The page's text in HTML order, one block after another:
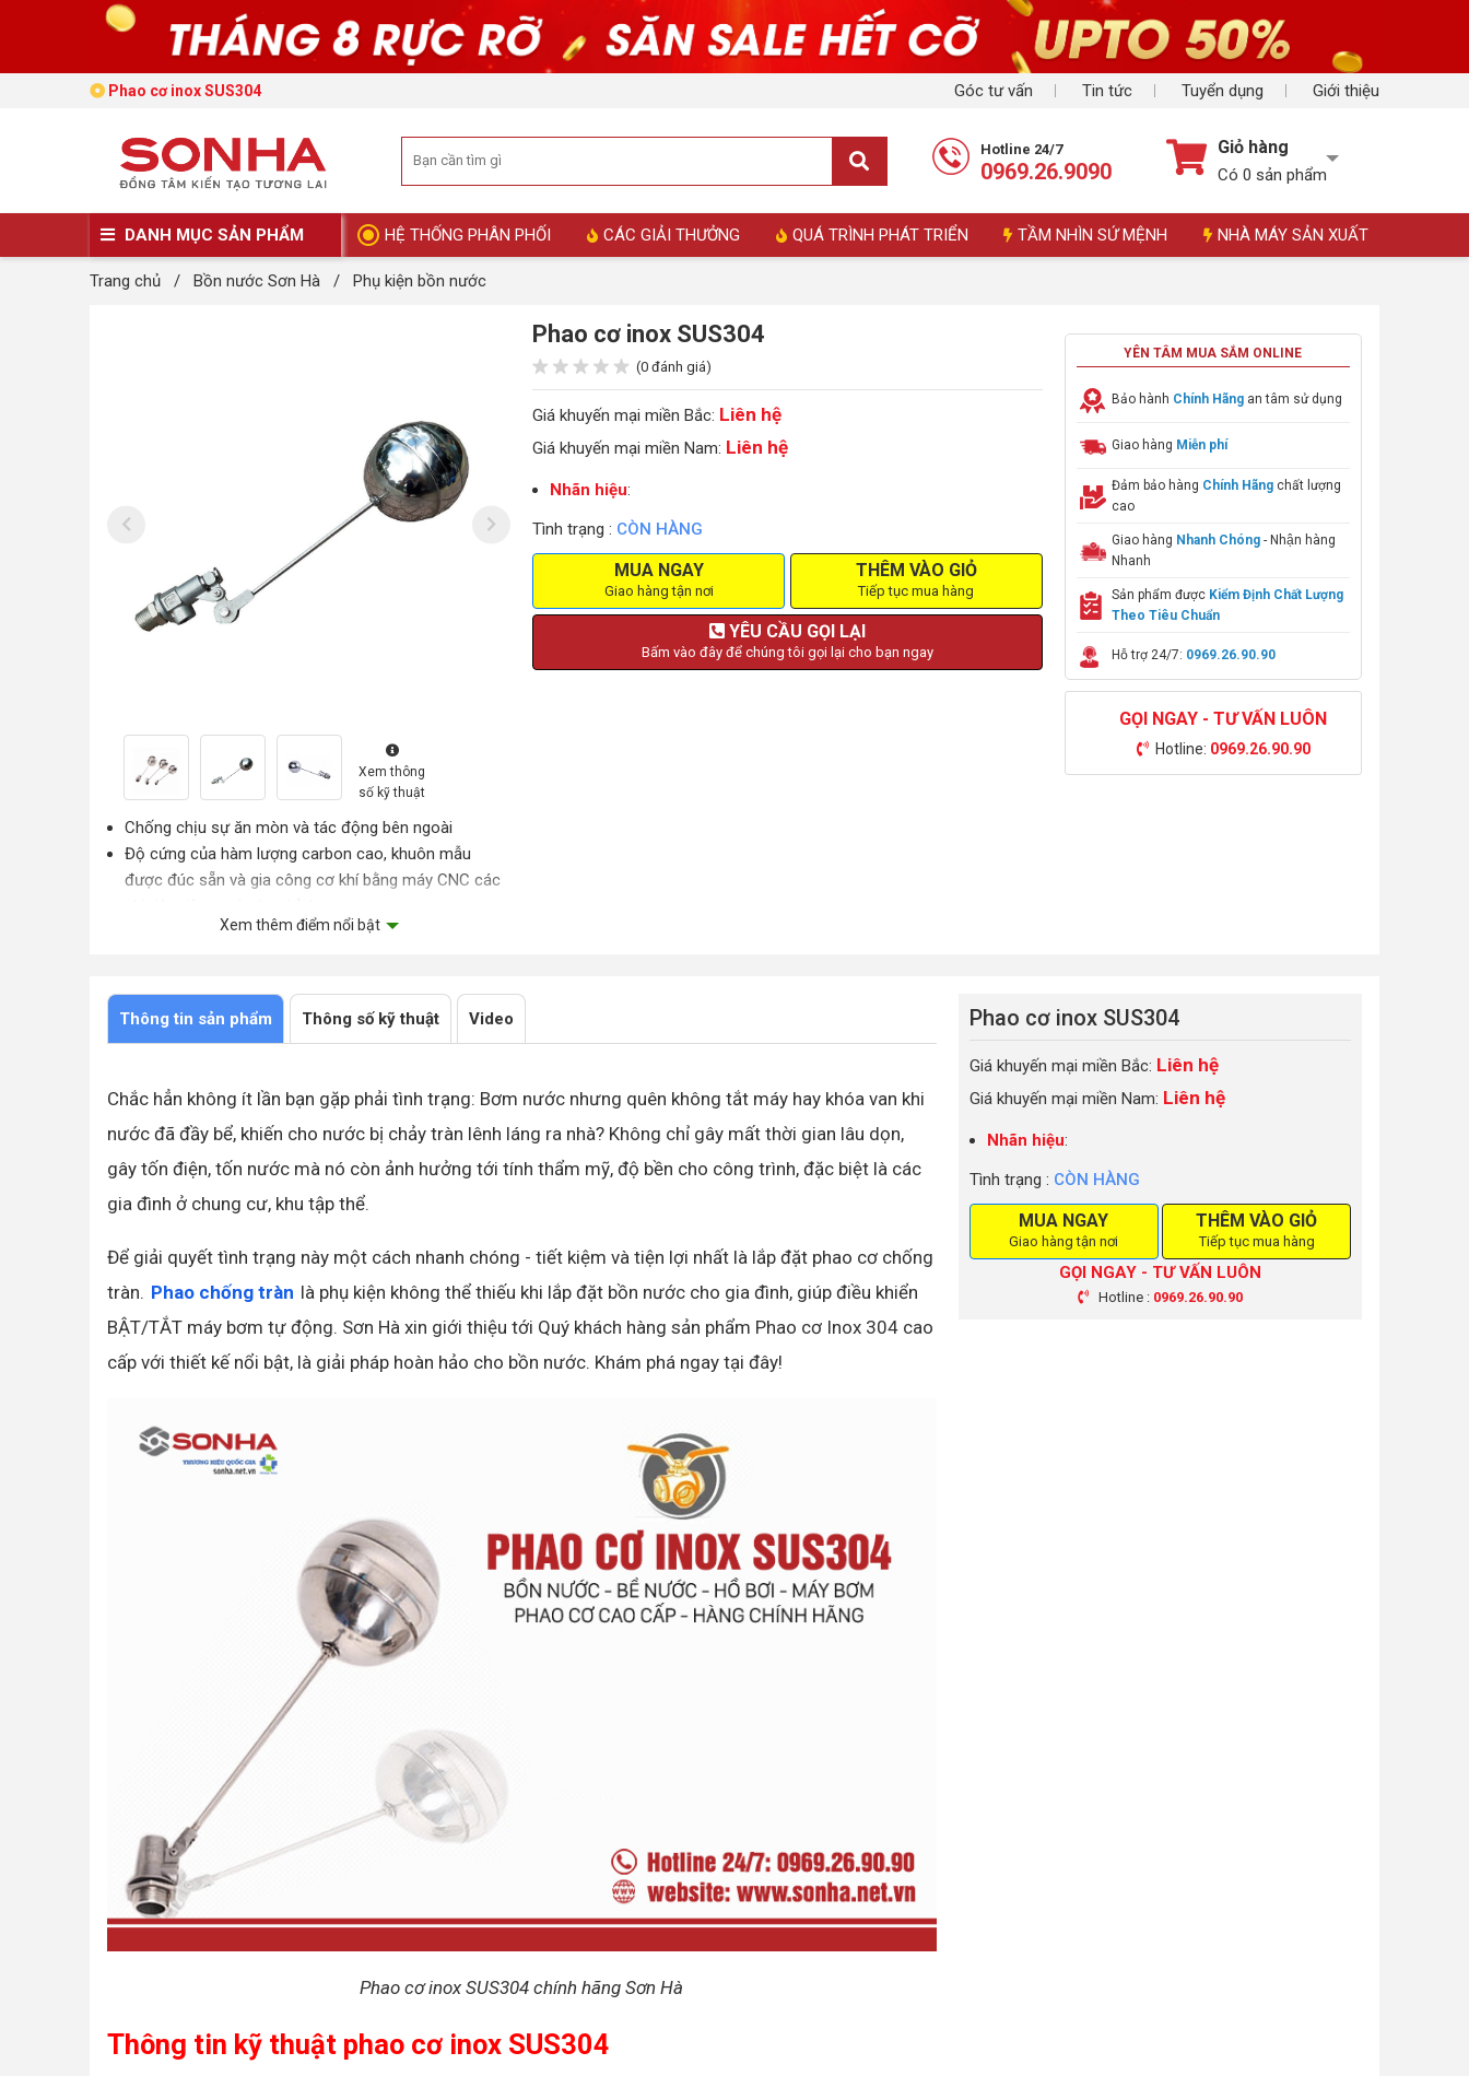
Góc tư vấn Tin tức Tuyển dụng Giới thiệu
Phao cơ inox SUS304
Hotline 24/7
0969.26.9090
Giỏ hàng
Có 0 sản phẩm
DANH MỤC SẢN PHẨM HỆ THỐNG PHÂN PHỐI CÁC GIẢI THƯỞNG QUÁ TRÌNH PHÁT TRIỂN TẦM NHÌN SỨ MỆNH NHÀ MÁY SẢN XUẤT
Trang chủ / Bồn nước Sơn Hà / Phụ kiện bồn nước
Xem thông
số kỹ thuật
Chống chịu sự ăn mòn và tác động bên ngoài
Độ cứng của hàm lượng carbon cao, khuôn mẫu
được đúc sẵn và gia công cơ khí bằng máy CNC các
Xem thêm điểm nổi bật
Phao cơ inox SUS304
(0 đánh giá)
Giá khuyến mại miền Bắc: Liên hệ
Giá khuyến mại miền Nam: Liên hệ
Nhãn hiệu:
Tình trạng : CÒN HÀNG
MUA NGAY
Giao hàng tận nơi
THÊM VÀO GIỎ
Tiếp tục mua hàng
YÊU CẦU GỌI LẠI
Bấm vào đây để chúng tôi gọi lại cho bạn ngay
YÊN TÂM MUA SẮM ONLINE
Bảo hành Chính Hãng an tâm sử dụng
Giao hàng Miễn phí
Đảm bảo hàng Chính Hãngchất lượng
cao
Giao hàng Nhanh Chóng- Nhận hàng
Nhanh
Sản phẩm được Kiểm Định Chất Lượng
Theo Tiêu Chuẩn
Hỗ trợ 24/7: 0969.26.90.90
GỌI NGAY - TƯ VẤN LUÔN
Hotline: 0969.26.90.90
Thông tin sản phẩm Thông số kỹ thuật Video
Chắc hẳn không ít lần bạn gặp phải tình trạng: Bơm nước nhưng quên không tắt máy hay khóa van khi
nước đã đầy bể, khiến cho nước bị chảy tràn lênh láng ra nhà? Không chỉ gây mất thời gian lâu dọn,
gây tốn điện, tốn nước mà nó còn ảnh hưởng tới tính thẩm mỹ, độ bền cho công trình, đặc biệt là các
gia đình ở chung cư, khu tập thể.
Để giải quyết tình trạng này một cách nhanh chóng - tiết kiệm và tiện lợi nhất là lắp đặt phao cơ chống
tràn. Phao chống tràn là phụ kiện không thể thiếu khi lắp đặt bồn nước cho gia đình, giúp điều khiển
BẬT/TẮT máy bơm tự động. Sơn Hà xin giới thiệu tới Quý khách hàng sản phẩm Phao cơ Inox 304 cao
cấp với thiết kế nổi bật, là giải pháp hoàn hảo cho bồn nước. Khám phá ngay tại đây!
Phao cơ inox SUS304 chính hãng Sơn Hà
Thông tin kỹ thuật phao cơ inox SUS304
Phao cơ inox SUS304
Giá khuyến mại miền Bắc: Liên hệ
Giá khuyến mại miền Nam: Liên hệ
Nhãn hiệu:
Tình trạng : CÒN HÀNG
MUA NGAY
Giao hàng tận nơi
THÊM VÀO GIỎ
Tiếp tục mua hàng
GỌI NGAY - TƯ VẤN LUÔN
Hotline : 0969.26.90.90